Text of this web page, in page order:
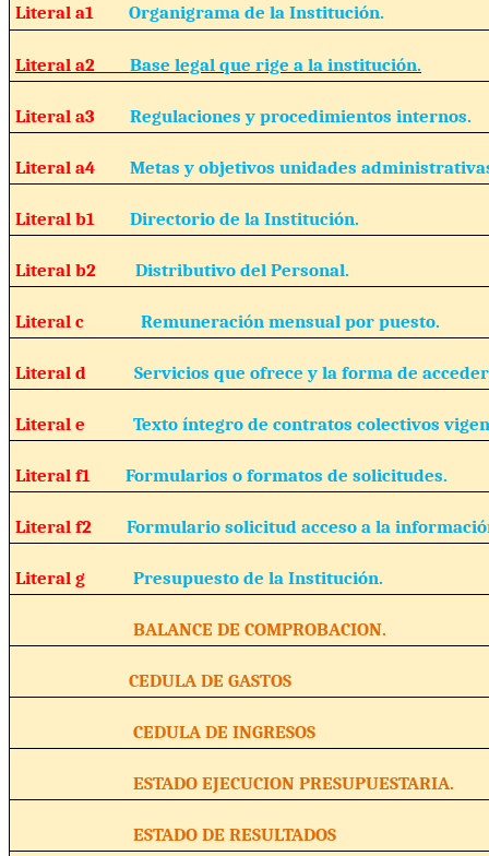
Literal a1 Organigrama de la Institución.
Literal a2 Base legal que rige a la institución.
Literal a3 Regulaciones y procedimientos internos.
Literal a4 Metas y objetivos unidades
Literal b1 Directorio de la Institución.
Literal b2 Distributivo del Personal.
Literal c Remuneración mensual por puesto.
Literal d Servicios que ofrece y la forma de
Literal e Texto íntegro de contratos colectivos
Literal f1 Formularios o formatos de solicitudes.
Literal f2 Formulario solicitud acceso a la
Literal g Presupuesto de la Institución.
BALANCE DE COMPROBACION.
CEDULA DE GASTOS
CEDULA DE INGRESOS
ESTADO EJECUCION PRESUPUESTARIA.
ESTADO DE RESULTADOS